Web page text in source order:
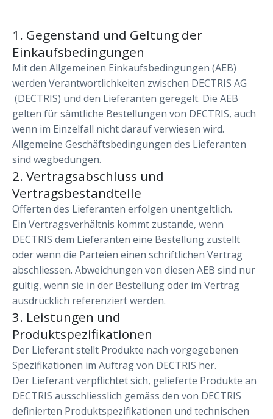
1. Gegenstand und Geltung der
Einkaufsbedingungen
Mit den Allgemeinen Einkaufsbedingungen (AEB)
werden Verantwortlichkeiten zwischen DECTRIS AG
(DECTRIS) und den Lieferanten geregelt. Die AEB
gelten für sämtliche Bestellungen von DECTRIS, auch
wenn im Einzelfall nicht darauf verwiesen wird.
Allgemeine Geschäftsbedingungen des Lieferanten
sind wegbedungen.
2. Vertragsabschluss und
Vertragsbestandteile
Offerten des Lieferanten erfolgen unentgeltlich.
Ein Vertragsverhältnis kommt zustande, wenn
DECTRIS dem Lieferanten eine Bestellung zustellt
oder wenn die Parteien einen schriftlichen Vertrag
abschliessen. Abweichungen von diesen AEB sind nur
gültig, wenn sie in der Bestellung oder im Vertrag
ausdrücklich referenziert werden.
3. Leistungen und
Produktspezifikationen
Der Lieferant stellt Produkte nach vorgegebenen
Spezifikationen im Auftrag von DECTRIS her.
Der Lieferant verpflichtet sich, gelieferte Produkte an
DECTRIS ausschliesslich gemäss den von DECTRIS
definierten Produktspezifikationen und technischen